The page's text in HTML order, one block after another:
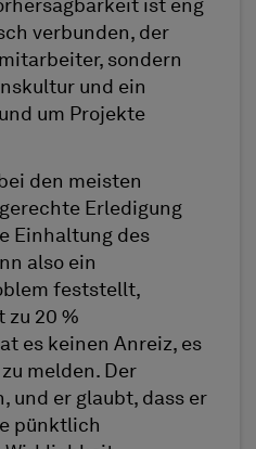
ist eng
verbunden, der
sondern
und ein
um Projekte
den meisten
Erledigung
Einhaltung des
also ein
feststellt,
zu 20 %
es keinen Anreiz, es
melden. Der
und er glaubt, dass er
pünktlich